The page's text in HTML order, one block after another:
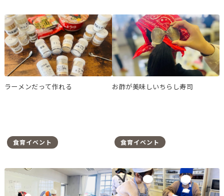
ラーメンだって作れる
食育イベント
お酢が美味しいちらし寿司
食育イベント